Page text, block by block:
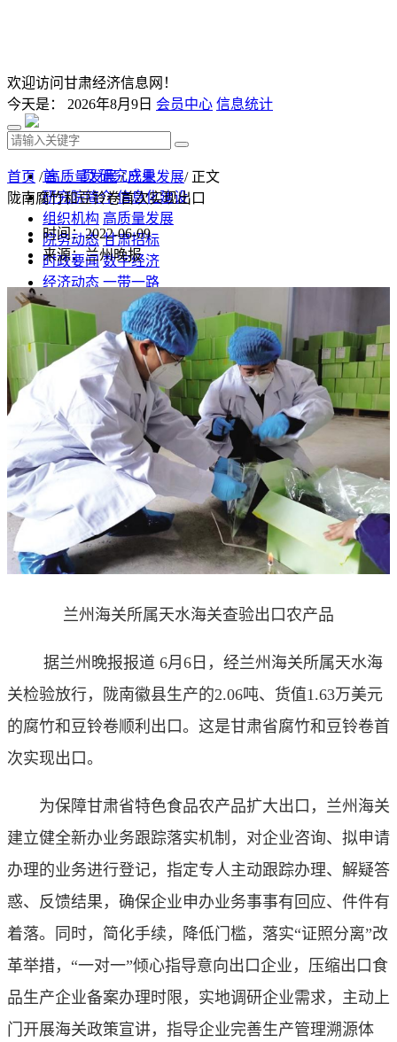
欢迎访问甘肃经济信息网！
今天是： 2026年8月9日 会员中心 信息统计
首 页 研究成果
研究院简介 信息化建设
组织机构 高质量发展
院务动态 甘肃招标
时政要闻 数字经济
经济动态 一带一路
发改视点
乡村振兴
投资分析
发展规划
监测预测 文库下载
首页 /高质量发展/产业发展/ 正文
陇南腐竹和豆铃卷首次实现出口
时间：2022-06-09
来源：兰州晚报
兰州海关所属天水海关查验出口农产品
据兰州晚报报道 6月6日，经兰州海关所属天水海
关检验放行，陇南徽县生产的2.06吨、货值1.63万美元
的腐竹和豆铃卷顺利出口。这是甘肃省腐竹和豆铃卷首
次实现出口。
为保障甘肃省特色食品农产品扩大出口，兰州海关
建立健全新办业务跟踪落实机制，对企业咨询、拟申请
办理的业务进行登记，指定专人主动跟踪办理、解疑答
惑、反馈结果，确保企业申办业务事事有回应、件件有
着落。同时，简化手续，降低门槛，落实“证照分离”改
革举措，“一对一”倾心指导意向出口企业，压缩出口食
品生产企业备案办理时限，实地调研企业需求，主动上
门开展海关政策宣讲，指导企业完善生产管理溯源体